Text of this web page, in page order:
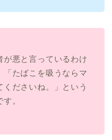
が悪と言っているわけ
「たばこを吸うならマ
くださいね。」という
。